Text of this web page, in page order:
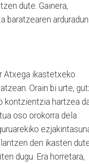
dute. Gainera,
baratzearen arduradun
Atxega ikastetxeko
Orain bi urte,
kontzientzia hartzea
oso orokorra dela
den ikasten
dugu. Era horretara,